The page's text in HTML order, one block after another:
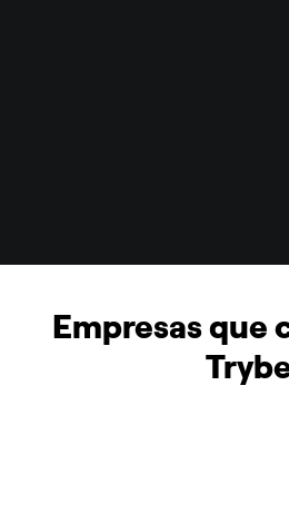
Empresas que